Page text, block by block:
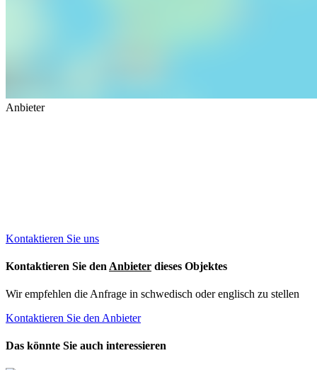
Anbieter
Kontaktieren Sie uns
Kontaktieren Sie den Anbieter dieses Objektes
Wir empfehlen die Anfrage in schwedisch oder englisch zu stellen
Kontaktieren Sie den Anbieter
Das könnte Sie auch interessieren